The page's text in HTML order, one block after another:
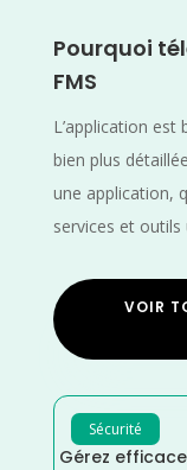
Pourquoi
FMS
L’application
bien plus
une application,
services et
VOIR
Sécurité
Gérez